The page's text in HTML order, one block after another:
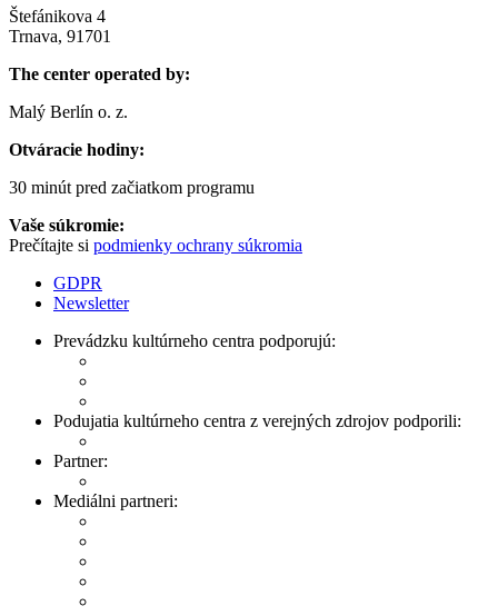
Štefánikova 4
Trnava, 91701
The center operated by:
Malý Berlín o. z.
Otváracie hodiny:
30 minút pred začiatkom programu
Vaše súkromie:
Prečítajte si podmienky ochrany súkromia
GDPR
Newsletter
Prevádzku kultúrneho centra podporujú:
Podujatia kultúrneho centra z verejných zdrojov podporili:
Partner:
Mediálni partneri: